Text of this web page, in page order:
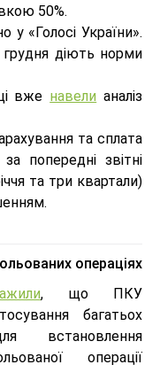
50%.
у «Голосі України».
діють норми
вже навели аналіз
та сплата
попередні звітні
та три квартали)
операціях
, що ПКУ
багатьох
встановлення
операції